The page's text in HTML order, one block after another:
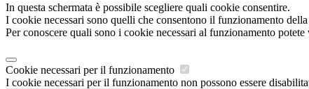
In questa schermata è possibile scegliere quali cookie consentire.
I cookie necessari sono quelli che consentono il funzionamento
Per conoscere quali sono i cookie necessari al funzionamento potete
Cookie necessari per il funzionamento
I cookie necessari per il funzionamento non possono essere